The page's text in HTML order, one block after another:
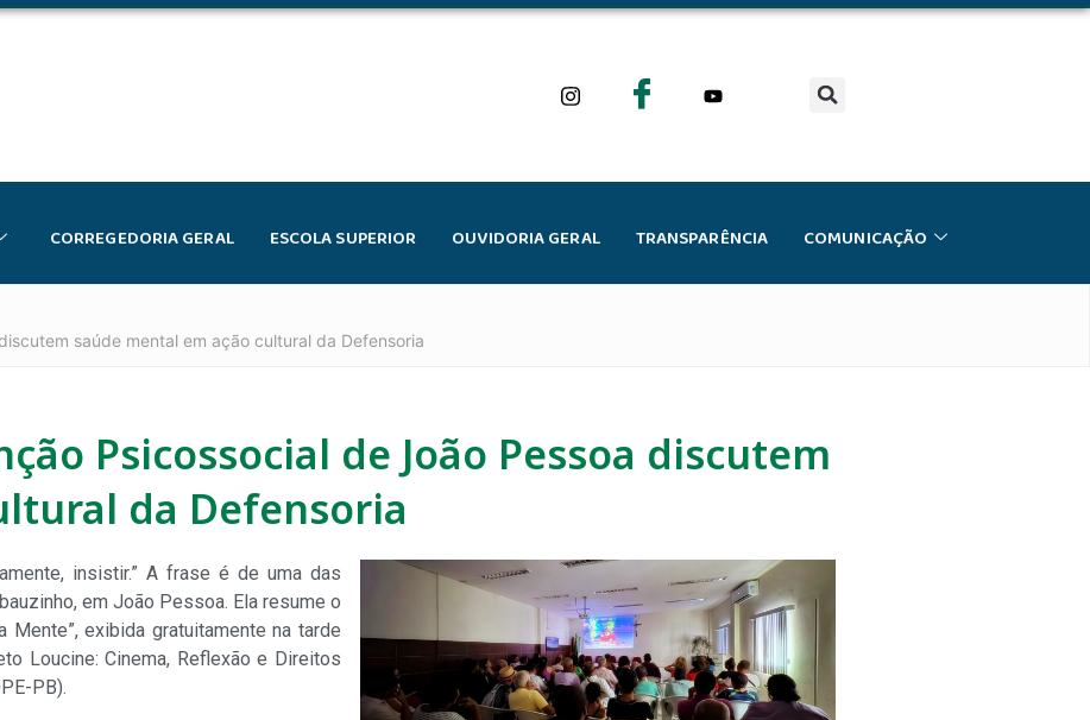
CORREGEDORIA GERAL ESCOLA SUPERIOR OUVIDORIA GERAL TRANSPARÊNCIA COMUNICAÇÃO
saúde mental em ação cultural da Defensoria
Psicossocial de João Pessoa discutem
da Defensoria
insistir.” A frase é de uma das
em João Pessoa. Ela resume o
exibida gratuitamente na tarde
Loucine: Cinema, Reflexão e Direitos
PB).